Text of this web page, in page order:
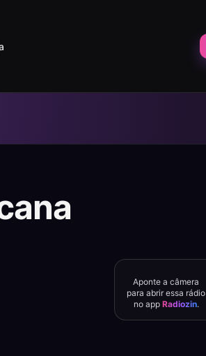
Aponte a câmera
para abrir essa rádio
no app Radiozin.